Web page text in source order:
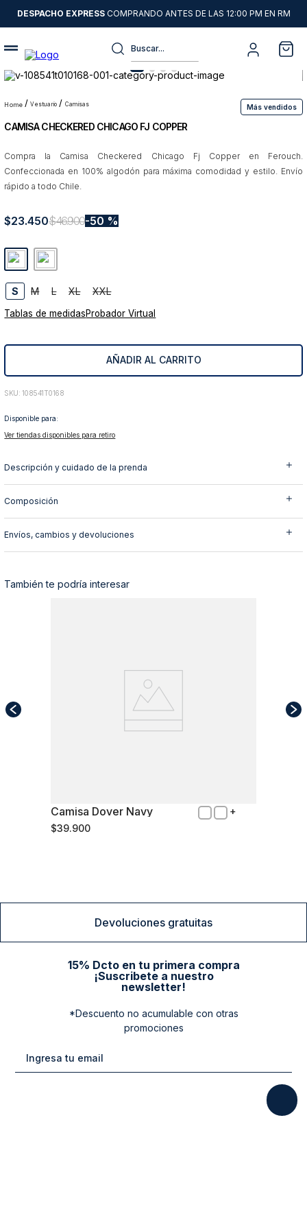
DESPACHO EXPRESSCOMPRANDO ANTES DE LAS 12:00 PM EN RM
Buscar...
vestuario camisas Más vendidos
CAMISA CHECKERED CHICAGO FJ COPPER
Compra la Camisa Checkered Chicago Fj Copper en Ferouch.
Confeccionada en 100% algodón para máxima comodidad y estilo. Envío
rápido a todo Chile.
$23.450$46.900 50 %
S M L XL XXL
Tablas de medidasProbador Virtual
AÑADIR AL CARRITO
: 108541T0168
Disponible para:
Ver tiendas disponibles para retiro
Descripción y cuidado de la prenda
Composición
Envíos, cambios y devoluciones
También te podría interesar
L
Camisa Dover Navy
$39.900
Devoluciones gratuitas
15% Dcto en tu primera compra
¡Suscribete a nuestro
newsletter!
*Descuento no acumulable con otras
promociones
1.
sweater
2.
chaquetas
3.
camisas
6.
chaqueta cuero
7.
chaqueta
8.
blazer
9.
poleron